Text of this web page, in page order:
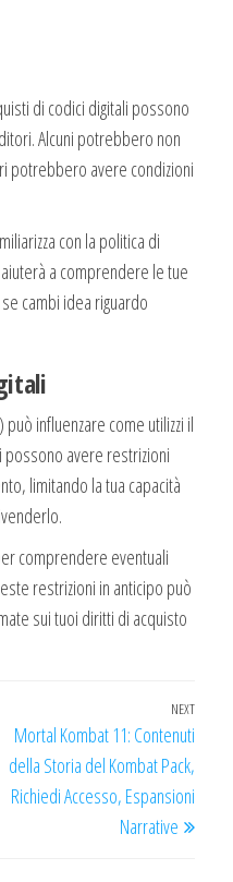
di codici digitali possono
Alcuni potrebbero non
potrebbero avere condizioni
con la politica di
a comprendere le tue
cambi idea riguardo
influenzare come utilizzi il
possono avere restrizioni
limitando la tua capacità
comprendere eventuali
restrizioni in anticipo può
sui tuoi diritti di acquisto
Next
NEXT
Mortal Kombat 11: Contenuti
della Storia del Kombat Pack,
Richiedi Accesso, Espansioni
Narrative